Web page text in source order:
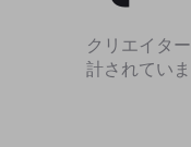
クリエイタ
計されてい